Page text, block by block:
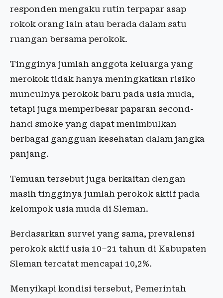
responden mengaku rutin terpapar asap
rokok orang lain atau berada dalam satu
ruangan bersama perokok.
Tingginya jumlah anggota keluarga yang
merokok tidak hanya meningkatkan risiko
munculnya perokok baru pada usia muda,
tetapi juga memperbesar paparan second-
hand smoke yang dapat menimbulkan
berbagai gangguan kesehatan dalam jangka
panjang.
Temuan tersebut juga berkaitan dengan
masih tingginya jumlah perokok aktif pada
kelompok usia muda di Sleman.
Berdasarkan survei yang sama, prevalensi
perokok aktif usia 10–21 tahun di Kabupaten
Sleman tercatat mencapai 10,2%.
Menyikapi kondisi tersebut, Pemerintah